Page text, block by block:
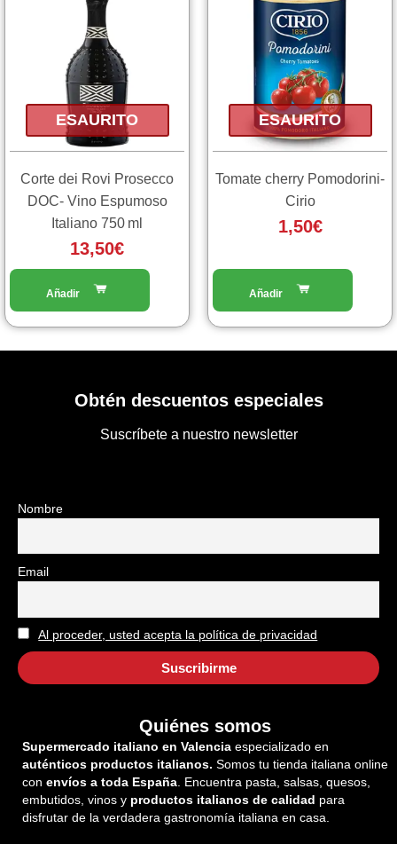
ESAURITO
Corte dei Rovi Prosecco
DOC- Vino Espumoso
Italiano 750 ml
13,50€
ESAURITO
Tomate cherry Pomodorini-
Cirio
1,50€
Obtén descuentos especiales
Suscríbete a nuestro newsletter
Nombre
Email
Al proceder, usted acepta la política de privacidad
Quiénes somos
Supermercado italiano en Valencia especializado en
auténticos productos italianos. Somos tu tienda italiana online
con envíos a toda España . Encuentra pasta, salsas, quesos,
embutidos, vinos y productos italianos de calidad para
disfrutar de la verdadera gastronomía italiana en casa.